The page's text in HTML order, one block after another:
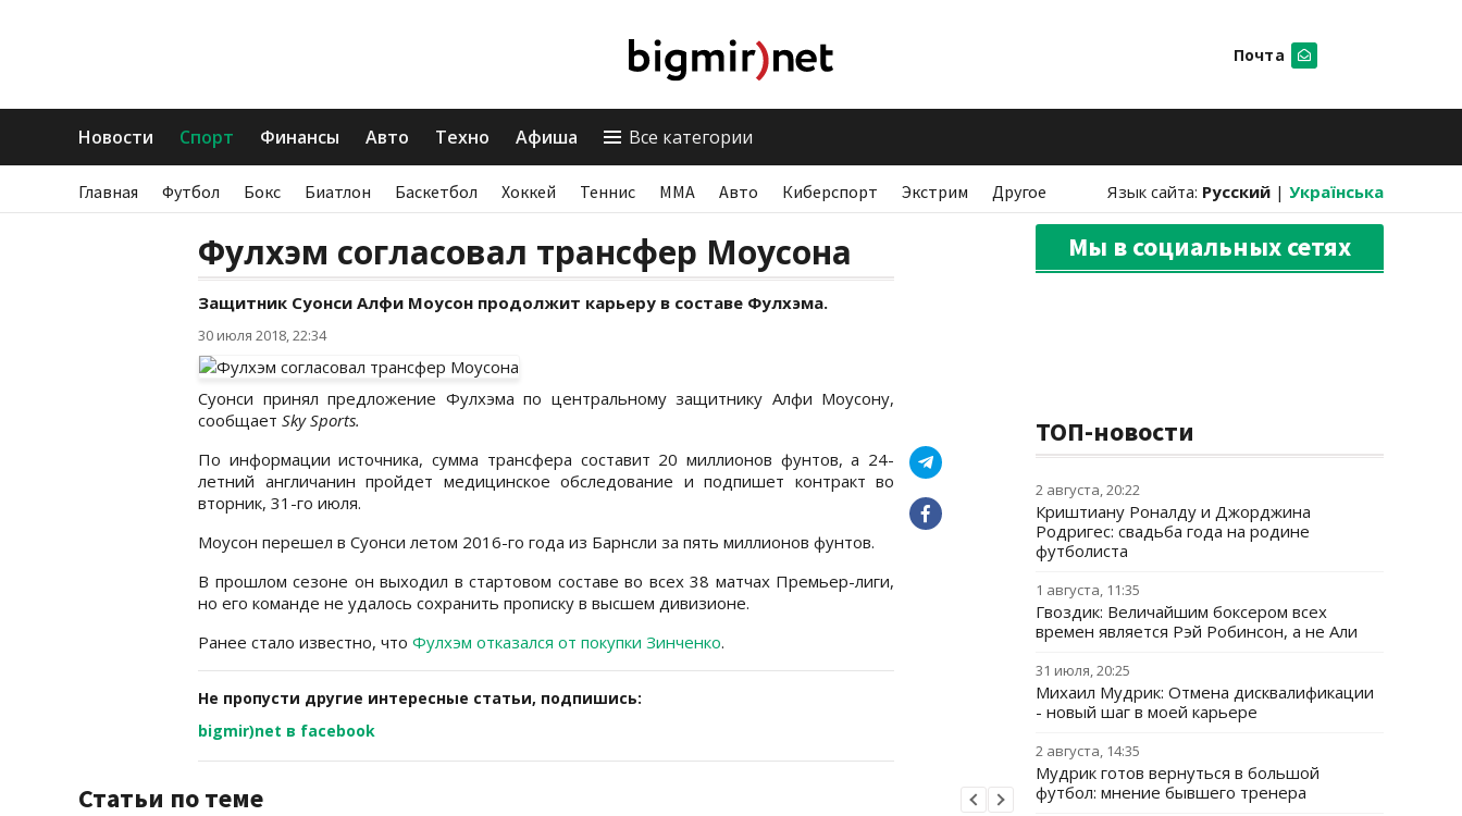
Почта
Новости Спорт Финансы Авто Техно Афиша Все категории
Главная Футбол Бокс Биатлон Баскетбол Хоккей Теннис ММА Авто Киберспорт Экстрим Другое Язык сайта: Русский | Українська
Фулхэм согласовал трансфер Моусона
Защитник Суонси Алфи Моусон продолжит карьеру в составе Фулхэма.
30 июля 2018, 22:34
Суонси принял предложение Фулхэма по центральному защитнику Алфи Моусону,
сообщает Sky Sports.
По информации источника, сумма трансфера составит 20 миллионов фунтов, а 24-
летний англичанин пройдет медицинское обследование и подпишет контракт во
вторник, 31-го июля.
Моусон перешел в Суонси летом 2016-го года из Барнсли за пять миллионов фунтов.
В прошлом сезоне он выходил в стартовом составе во всех 38 матчах Премьер-лиги,
но его команде не удалось сохранить прописку в высшем дивизионе.
Ранее стало известно, что Фулхэм отказался от покупки Зинченко.
Не пропусти другие интересные статьи, подпишись:
bigmir)net в facebook
Статьи по теме
Мы в социальных сетях
ТОП-новости
2 августа, 20:22
Криштиану Роналду и Джорджина
Родригес: свадьба года на родине
футболиста
1 августа, 11:35
Гвоздик: Величайшим боксером всех
времен является Рэй Робинсон, а не Али
31 июля, 20:25
Михаил Мудрик: Отмена дисквалификации
- новый шаг в моей карьере
2 августа, 14:35
Мудрик готов вернуться в большой
футбол: мнение бывшего тренера